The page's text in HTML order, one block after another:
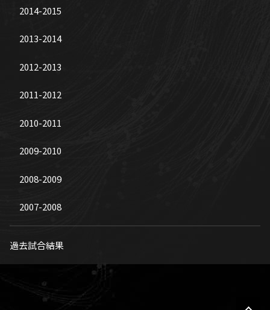
2014-2015
2013-2014
2012-2013
2011-2012
2010-2011
2009-2010
2008-2009
2007-2008
過去試合結果